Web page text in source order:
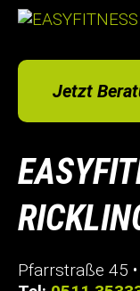
Skip
content
Jetzt
Pfarrstraße 45